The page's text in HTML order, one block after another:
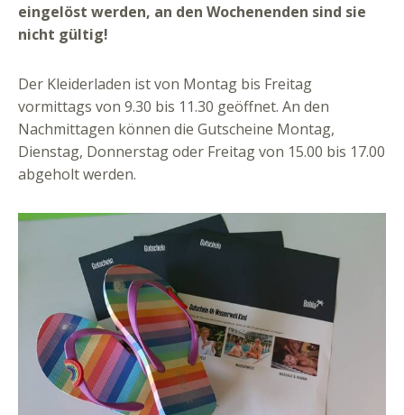
eingelöst werden, an den Wochenenden sind sie
nicht gültig!
Der Kleiderladen ist von Montag bis Freitag
vormittags von 9.30 bis 11.30 geöffnet. An den
Nachmittagen können die Gutscheine Montag,
Dienstag, Donnerstag oder Freitag von 15.00 bis 17.00
abgeholt werden.